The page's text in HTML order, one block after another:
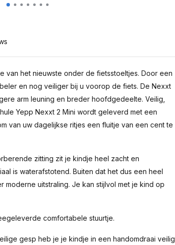
van het nieuwste onder de fietsstoeltjes. Door een
en nog veiliger bij u voorop de fiets. De Nexxt
arm leuning en breder hoofdgedeelte. Veilig,
Yepp Nexxt 2 Mini wordt geleverd met een
van uw dagelijkse ritjes een fluitje van een cent te
zitting zit je kindje heel zacht en
is waterafstotend. Buiten dat het dus een heel
uitstraling. Je kan stijlvol met je kind op
comfortabele stuurtje.
gesp heb je je kindje in een handomdraai veilig